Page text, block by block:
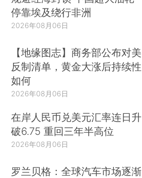
停靠埃及绕行非洲
2026年08月06日
【地缘图志】商务部公布对美
反制清单，黄金大涨后持续性
如何
2026年08月06日
在岸人民币兑美元汇率连日升
破6.75 重回三年半高位
2026年08月06日
罗兰贝格：全球汽车市场逐渐